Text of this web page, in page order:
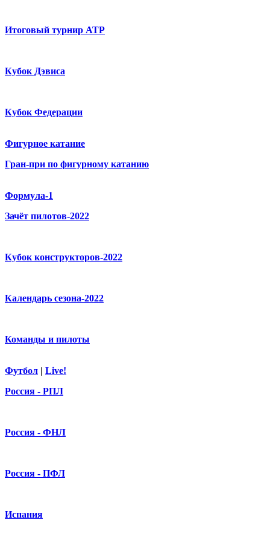
Итоговый турнир ATP
Кубок Дэвиса
Кубок Федерации
Фигурное катание
Гран-при по фигурному катанию
Формула-1
Зачёт пилотов-2022
Кубок конструкторов-2022
Календарь сезона-2022
Команды и пилоты
Футбол | Live!
Россия - РПЛ
Россия - ФНЛ
Россия - ПФЛ
Испания